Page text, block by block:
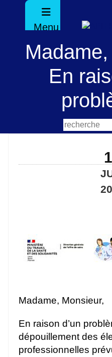
Menu
En
Madame, Monsieur,
En raison d’un
dépouillement des
professionnelles